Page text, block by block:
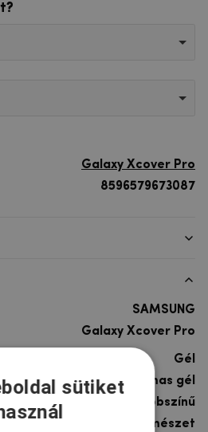
Galaxy Xcover Pro
8596579673087
SAMSUNG
Galaxy Xcover Pro
Gél
rugalmas gél
többszínű
Természet
sütiket